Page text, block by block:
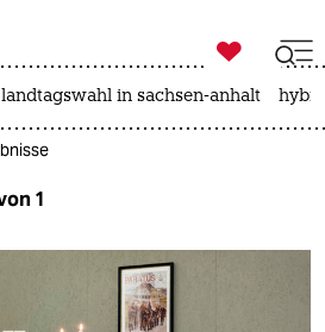
taz zahl ich
ich

taz zahl ich
landtagswahl in sachsen-anhalt
1